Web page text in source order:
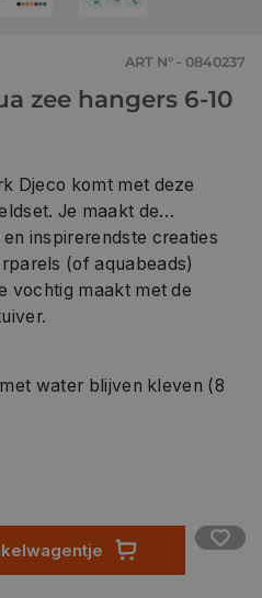
ART N° - 0840237
zee hangers 6-10
Djeco komt met deze
Je maakt de
inspirerendste creaties
(of aquabeads)
vochtig maakt met de
water blijven kleven (8